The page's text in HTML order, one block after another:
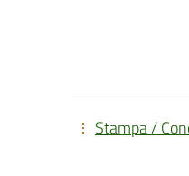
Stampa /